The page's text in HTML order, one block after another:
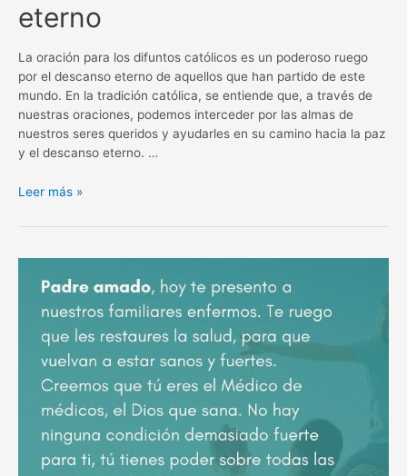
eterno
La oración para los difuntos católicos es un poderoso ruego
por el descanso eterno de aquellos que han partido de este
mundo. En la tradición católica, se entiende que, a través de
nuestras oraciones, podemos interceder por las almas de
nuestros seres queridos y ayudarles en su camino hacia la paz
y el descanso eterno. …
Oración
los
poderoso
descanso
Leer más »